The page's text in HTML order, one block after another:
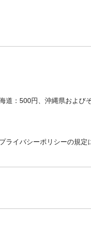
：500円、沖縄県およ
イバシーポリシーの規定